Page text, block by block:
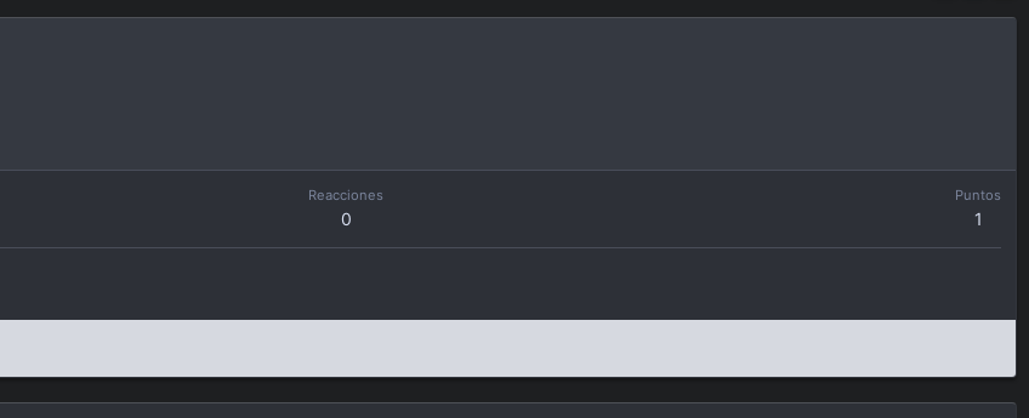
Reacciones
0
Puntos
1